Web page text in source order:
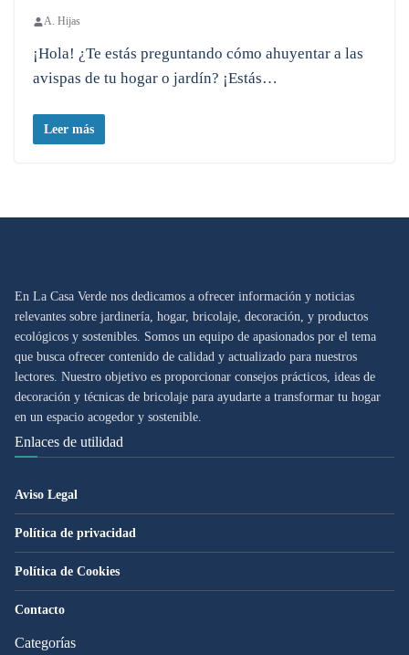
A. Hijas
¡Hola! ¿Te estás preguntando cómo ahuyentar a las
avispas de tu hogar o jardín? ¡Estás…
Leer más
En La Casa Verde nos dedicamos a ofrecer información y noticias
relevantes sobre jardinería, hogar, bricolaje, decoración, y productos
ecológicos y sostenibles. Somos un equipo de apasionados por el tema
que busca ofrecer contenido de calidad y actualizado para nuestros
lectores. Nuestro objetivo es proporcionar consejos prácticos, ideas de
decoración y técnicas de bricolaje para ayudarte a transformar tu hogar
en un espacio acogedor y sostenible.
Enlaces de utilidad
Aviso Legal
Política de privacidad
Política de Cookies
Contacto
Categorías